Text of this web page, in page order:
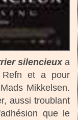
silencieuxa
Refn et a pour
Mikkelsen.
aussi troublant
que le